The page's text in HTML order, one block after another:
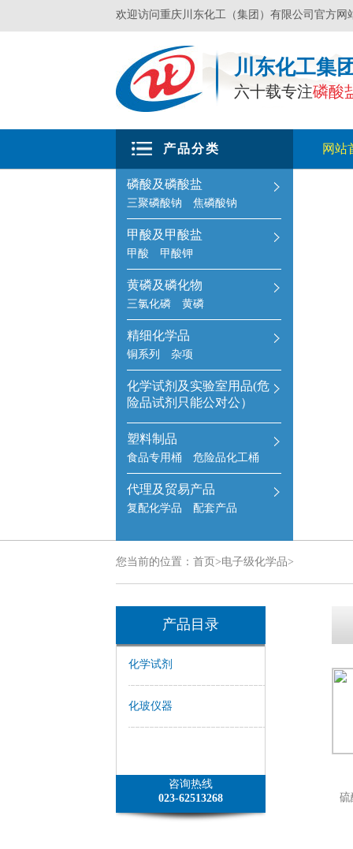
欢迎访问重庆川东化工（集团）有限公司官方网
川东化工集
六十载专注磷酸
产品分类
磷酸及磷酸盐
三聚磷酸钠 焦磷酸钠
甲酸及甲酸盐
甲酸 甲酸钾
黄磷及磷化物
三氯化磷 黄磷
精细化学品
铜系列 杂项
化学试剂及实验室用品(危
险品试剂只能公对公）
塑料制品
食品专用桶 危险品化工桶
代理及贸易产品
复配化学品 配套产品
网站
您当前的位置： 首页 >电子级化学品>
产品目录
化学试剂
化玻仪器
咨询热线
023-62513268
硫